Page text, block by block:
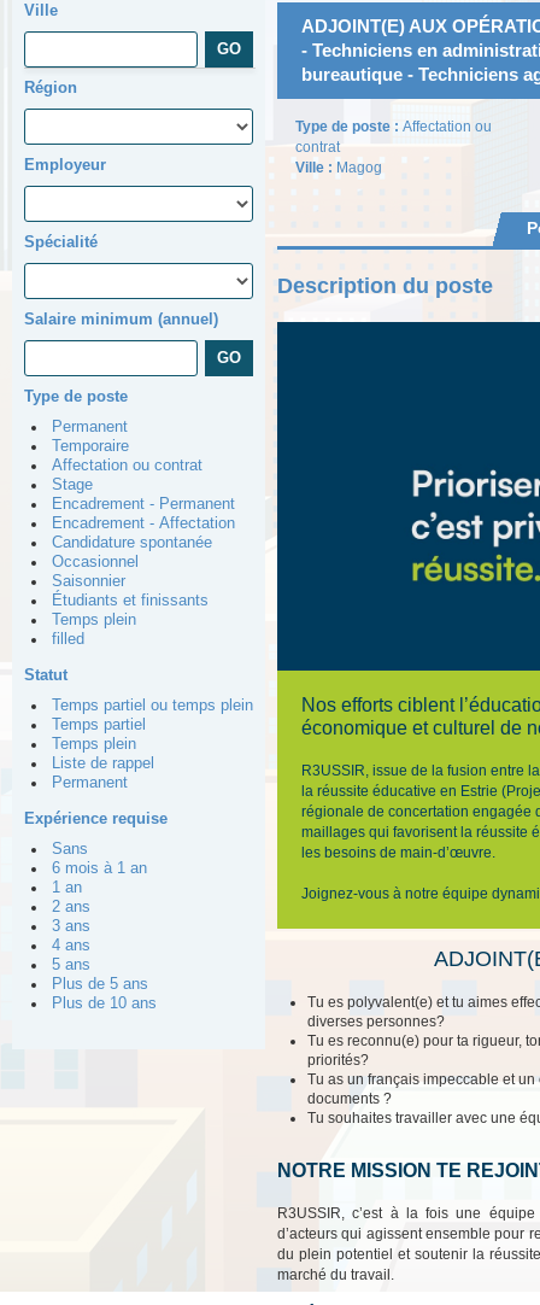
Ville
Région
Employeur
Spécialité
Salaire minimum (annuel)
Type de poste
Permanent
Temporaire
Affectation ou contrat
Stage
Encadrement - Permanent
Encadrement - Affectation
Candidature spontanée
Occasionnel
Saisonnier
Étudiants et finissants
Temps plein
filled
Statut
Temps partiel ou temps plein
Temps partiel
Temps plein
Liste de rappel
Permanent
Expérience requise
Sans
6 mois à 1 an
1 an
2 ans
3 ans
4 ans
5 ans
Plus de 5 ans
Plus de 10 ans
ADJOINT(E) AUX
- Techniciens en
bureautique - Techniciens
Type de poste : Affectation ou
contrat
Ville : Magog
Description du poste
Nos efforts ciblent
économique et culturel de
R3USSIR, issue de la fusion entre
la réussite éducative en Estrie
régionale de concertation engagée
maillages qui favorisent la réussite
les besoins de main-d’œuvre.
Joignez-vous à notre équipe
Tu es polyvalent(e) et tu aimes
diverses personnes?
Tu es reconnu(e) pour ta rigueur,
priorités?
Tu as un français impeccable et
documents ?
Tu souhaites travailler avec une
NOTRE MISSION TE
R3USSIR, c’est à la fois une
d’acteurs qui agissent ensemble pour
du plein potentiel et soutenir la
marché du travail.